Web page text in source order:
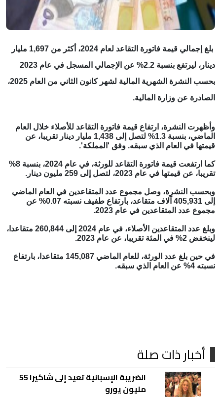
بلغ إجمالي قيمة فاتورة التقاعد لعام 2024، أكثر من 1,697 مليار
دينار، ليرتفع بنسبة 2.2% عن الإجمالي المسجل في عام 2023
بحسب النشرة الشهرية المالية لشهر كانون الثاني من العام 2025،
الصادرة عن وزارة المالية.
وأظهرت النشرة، ارتفاع قيمة فاتورة التقاعد للأصلاء خلال العام
الماضي، بنسبة 1.3% لتصل إلى 1,438 مليار دينار تقريبا، عن
قيمتها في العام الذي سبقه. وفق 'المملكة'.
كما ارتفعت قيمة فاتورة التقاعد للورثة، في عام 2024، بنسبة 8%
تقريبا، عن قيمتها في عام 2023، لتصل إلى 259 مليون دينار.
وبحسب النشرة، وصل مجموع عدد المتقاعدين في العام الماضي
إلى 405,931 آلاف متقاعد، بارتفاع طفيف نسبته 0.07% عن
مجموع عدد المتقاعدين في عام 2023.
وبلغ عدد المتقاعدين الأصلاء، في عام 2024 إلى 260,844 متقاعدا،
لينخفض 2% في المئة تقريبا، عن عام 2023.
في حين بلغ عدد الورثة، للعام الماضي 145,087 متقاعدا، بارتفاع
نسبته 4% عن العام الذي سبقه.
أخبار ذات صلة
الضريبة الإسبانية تعيد إلى شاكيرا 55
مليون يورو